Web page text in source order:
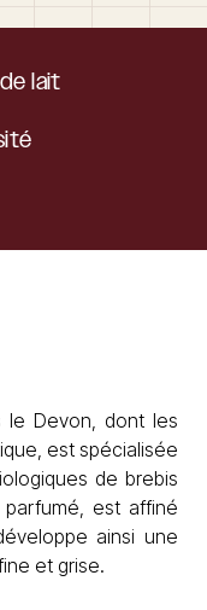
lait
le Devon, dont les
est spécialisée
de brebis
est affiné
ainsi une
et grise.